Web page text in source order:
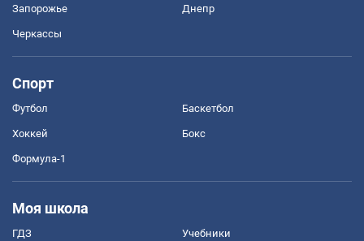
Запорожье Днепр
Черкассы
Спорт
Футбол Баскетбол
Хоккей Бокс
Формула-1
Моя школа
ГДЗ Учебники